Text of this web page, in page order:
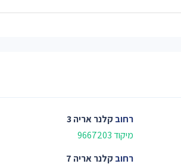
רחוב קלנר אריה 3
מיקוד 9667203
רחוב קלנר אריה 7